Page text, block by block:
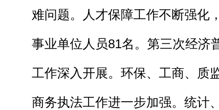
难问题。人才保障工作不断强化
事业单位人员81名。第三次经济
工作深入开展。环保、工商、质
商务执法工作进一步加强。统计